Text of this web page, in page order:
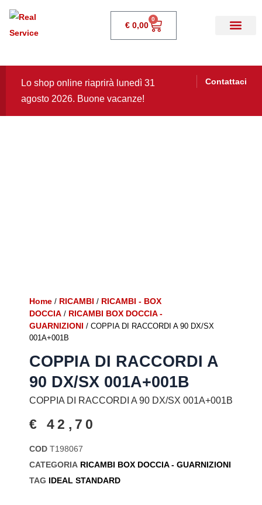
€ 0,00
0
Contattaci
Lo shop online riaprirà lunedì 31
agosto 2026. Buone vacanze!
Home / RICAMBI / RICAMBI - BOX
DOCCIA / RICAMBI BOX DOCCIA -
GUARNIZIONI / COPPIA DI RACCORDI A 90 DX/SX
001A+001B
COPPIA DI RACCORDI A
90 DX/SX 001A+001B
COPPIA DI RACCORDI A 90 DX/SX 001A+001B
€ 42,70
COD T198067
CATEGORIA RICAMBI BOX DOCCIA - GUARNIZIONI
TAG IDEAL STANDARD